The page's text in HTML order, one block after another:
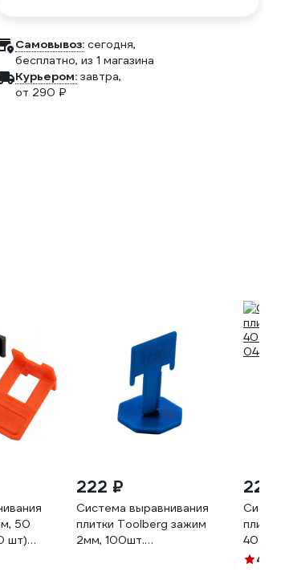
Самовывоз: сегодня,
бесплатно, из 1 магазина
Курьером: завтра,
от 290 ₽
50
шт)
222 ₽
Система выравнивания
плитки Toolberg зажим
2мм, 100шт.
222
40 шт/
0444.8